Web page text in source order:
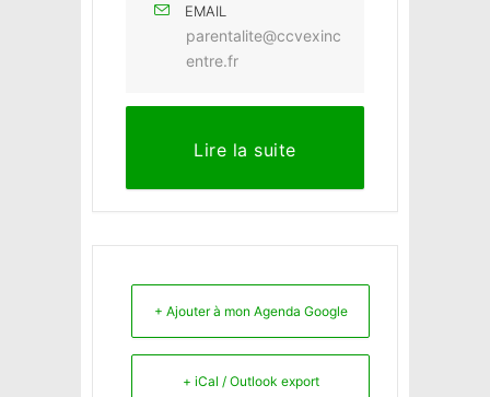
EMAIL
parentalite@ccvexinc
entre.fr
Lire la suite
+ Ajouter à mon Agenda Google
+ iCal / Outlook export